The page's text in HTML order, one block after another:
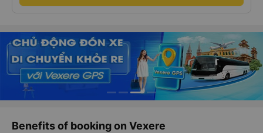
Benefits of booking on Vexere